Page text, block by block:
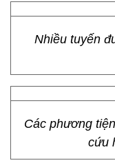
Nhiều tuyến
Các phương
cứu